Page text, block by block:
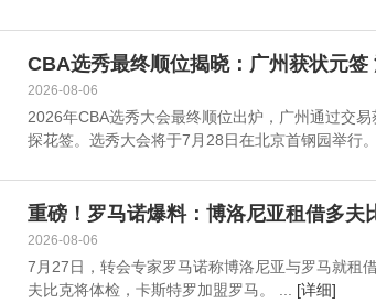
CBA选秀最终顺位揭晓：广州获状元
2026-08-06
2026年CBA选秀大会最终顺位出炉，广州通过交
探花签。选秀大会将于7月28日在北京首钢园举行
重磅！罗马诺爆料：博洛尼亚租借多夫
罗马
2026-08-06
7月27日，转会专家罗马诺称博洛尼亚与罗马就租
夫比克将体检，卡斯特罗加盟罗马。 ... [详细]